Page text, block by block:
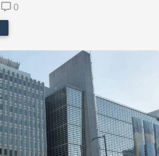
0